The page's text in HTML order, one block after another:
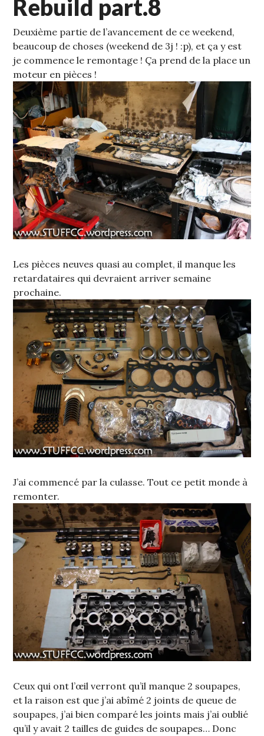
Rebuild part.8
Deuxième partie de l’avancement de ce weekend,
beaucoup de choses (weekend de 3j ! :p), et ça y est
je commence le remontage ! Ça prend de la place un
moteur en pièces !
Les pièces neuves quasi au complet, il manque les
retardataires qui devraient arriver semaine
prochaine.
J’ai commencé par la culasse. Tout ce petit monde à
remonter.
Ceux qui ont l’œil verront qu’il manque 2 soupapes,
et la raison est que j’ai abîmé 2 joints de queue de
soupapes, j’ai bien comparé les joints mais j’ai oublié
qu’il y avait 2 tailles de guides de soupapes… Donc